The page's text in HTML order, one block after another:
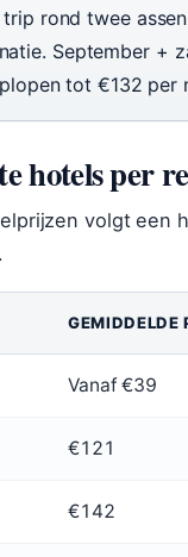
trip rond twee
September +
tot €132 per
hotels per
volgt een
Vanaf €39
€121
€142